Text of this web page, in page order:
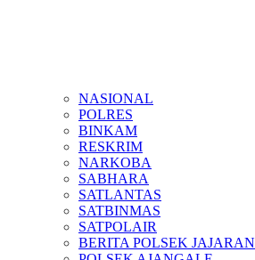
NASIONAL
POLRES
BINKAM
RESKRIM
NARKOBA
SABHARA
SATLANTAS
SATBINMAS
SATPOLAIR
BERITA POLSEK JAJARAN